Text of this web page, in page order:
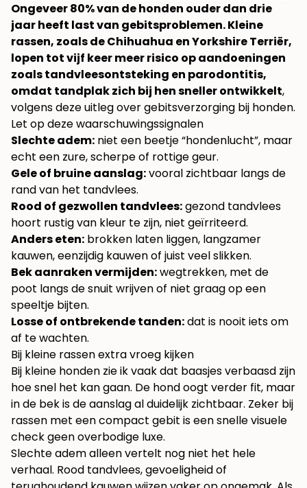
Ongeveer 80% van de honden ouder dan drie
jaar heeft last van gebitsproblemen. Kleine
rassen, zoals de Chihuahua en Yorkshire Terriër,
lopen tot vijf keer meer risico op aandoeningen
zoals tandvleesontsteking en parodontitis,
omdat tandplak zich bij hen sneller ontwikkelt,
volgens deze uitleg overgebitsverzorging bij honden.
Let op deze waarschuwingssignalen
Slechte adem: niet een beetje “hondenlucht”, maar
echt een zure, scherpe of rottige geur.
Gele of bruine aanslag:vooral zichtbaar langs de
rand van het tandvlees.
Rood of gezwollen tandvlees:gezond tandvlees
hoort rustig van kleur te zijn, niet geïrriteerd.
Anders eten: brokken laten liggen, langzamer
kauwen, eenzijdig kauwen of juist veel slikken.
Bek aanraken vermijden:wegtrekken, met de
poot langs de snuit wrijven of niet graag op een
speeltje bijten.
Losse of ontbrekende tanden:dat is nooit iets om
af te wachten.
Bij kleine rassen extra vroeg kijken
Bij kleine honden zie ik vaak dat baasjes verbaasd zijn
hoe snel het kan gaan. De hond oogt verder fit, maar
in de bek is de aanslag al duidelijk zichtbaar. Zeker bij
rassen met een compact gebit is een snelle visuele
check geen overbodige luxe.
Slechte adem alleen vertelt nog niet het hele
verhaal. Rood tandvlees, gevoeligheid of